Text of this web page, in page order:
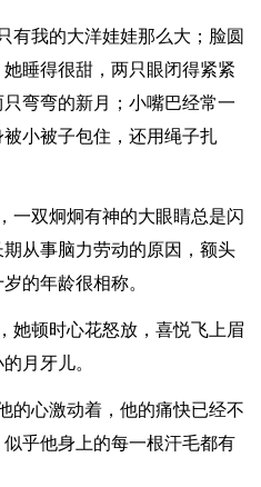
有我的大洋娃娃那么大；脸圆
睡得很甜，两只眼闭得紧紧
弯弯的新月；小嘴巴经常一
小被子包住，还用绳子扎
一双炯炯有神的大眼睛总是闪
从事脑力劳动的原因，额头
的年龄很相称。
她顿时心花怒放，喜悦飞上眉
月牙儿。
的心激动着，他的痛快已经不
乎他身上的每一根汗毛都有